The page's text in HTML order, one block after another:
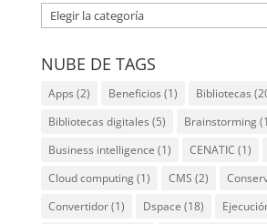
CATEGORÍAS
NUBE DE TAGS
Apps (2) Beneficios (1) Bibliotecas
Bibliotecas digitales (5) Brainstorming
Business intelligence (1) CENATIC (1)
Cloud computing(1) CMS (2)
Convertidor(1) Dspace (18)